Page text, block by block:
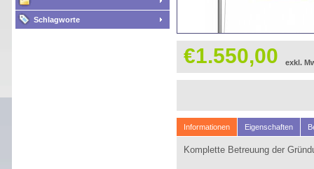
Schlagworte
€1.550,00 exkl.
Informationen Eigenschaften
Komplette Betreuung der